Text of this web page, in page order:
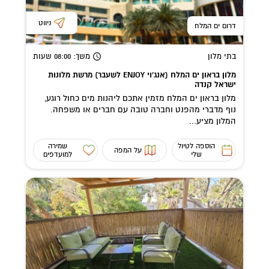
דרום ים המלח ניווט
בתי מלון משך: 08:00 שעות
מלון בראון ים המלח (אנג'וי ENJOY לשעבר) מרשת מלונות
ישראל קנדה
מלון בראון ים המלח מזמין אתכם ליהנות מים כחול רוגע,
נוף מדברי מהפנט וחברה טובה עם חברים או משפחה.
המלון מציע...
הוספה לטיול
שלי
על המפה
שמירה
למועדפים